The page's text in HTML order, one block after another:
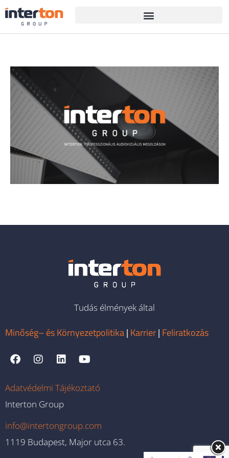
Tudás élmények által
Minőség– és Környezetpolitika| Karrier| Feliratkozás
Adatvédelmi Tájékoztató
Interton Group
info@intertongroup.com
1119 Budapest, Major utca 63.